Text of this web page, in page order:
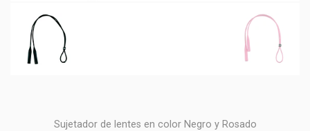
Sujetador de lentes en color Negro y Rosado